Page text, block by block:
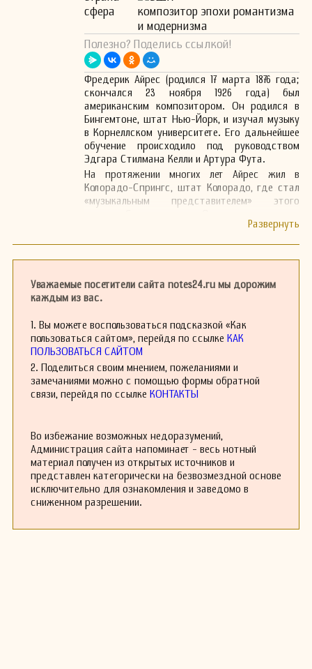
сфера
композитор эпохи романтизма
и модернизма
Полезно? Поделись ссылкой!
Фредерик Айрес (родился 17 марта 1876 года;
скончался 23 ноября 1926 года) был
американским композитором. Он родился в
Бингемтоне, штат Нью-Йорк, и изучал музыку
в Корнеллском университете. Его дальнейшее
обучение происходило под руководством
Эдгара Стилмана Келли и Артура Фута.
На протяжении многих лет Айрес жил в
Колорадо-Спрингс, штат Колорадо, где стал
«музыкальным представителем» этого
Среди его произведений можно выделить
также песни.
Уважаемые посетители сайта notes24.ru мы дорожим
каждым из вас.
1. Вы можете воспользоваться подсказкой «Как
пользоваться сайтом», перейдя по ссылке КАК
ПОЛЬЗОВАТЬСЯ САЙТОМ
2. Поделиться своим мнением, пожеланиями и
замечаниями можно с помощью формы обратной
связи, перейдя по ссылке КОНТАКТЫ
Во избежание возможных недоразумений,
Администрация сайта напоминает - весь нотный
материал получен из открытых источников и
представлен категорически на безвозмездной основе
исключительно для ознакомления и заведомо в
сниженном разрешении.